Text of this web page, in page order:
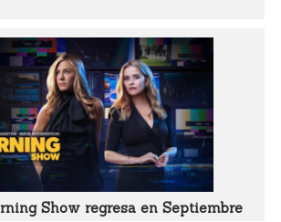
Show regresa en Septiembre